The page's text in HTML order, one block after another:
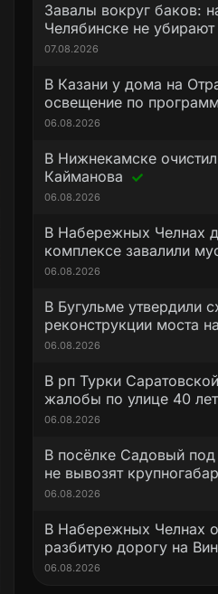
Завалы вокруг баков:
Челябинске не
07.08.2026
В Казани у дома на
освещение по
06.08.2026
В Нижнекамске
Кайманова
06.08.2026
В Набережных Челнах
комплексе завалили
06.08.2026
В Бугульме утвердили
реконструкции моста
06.08.2026
В рп Турки
жалобы по улице 40
06.08.2026
В посёлке Садовый
не вывозят
06.08.2026
В Набережных Челнах
разбитую дорогу на
06.08.2026